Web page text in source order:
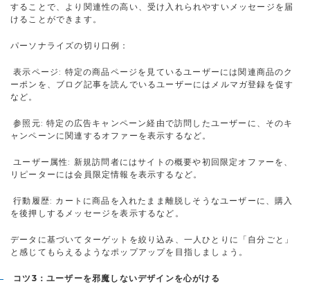
することで、より関連性の高い、受け入れられやすいメッセージを届
けることができます。
パーソナライズの切り口例：
表示ページ: 特定の商品ページを見ているユーザーには関連商品のク
ーポンを、ブログ記事を読んでいるユーザーにはメルマガ登録を促す
など。
参照元: 特定の広告キャンペーン経由で訪問したユーザーに、そのキ
ャンペーンに関連するオファーを表示するなど。
ユーザー属性: 新規訪問者にはサイトの概要や初回限定オファーを、
リピーターには会員限定情報を表示するなど。
行動履歴: カートに商品を入れたまま離脱しそうなユーザーに、購入
を後押しするメッセージを表示するなど。
データに基づいてターゲットを絞り込み、一人ひとりに「自分ごと」
と感じてもらえるようなポップアップを目指しましょう。
コツ3：ユーザーを邪魔しないデザインを心がける